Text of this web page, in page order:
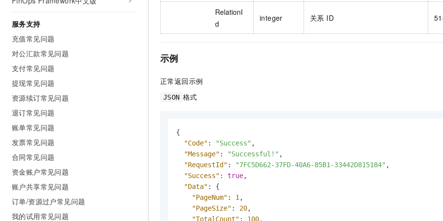
服务支持
充值常见问题
对公汇款常见问题
支付常见问题
提现常见问题
资源续订常见问题
退订常见问题
账单常见问题
发票常见问题
合同常见问题
资金账户常见问题
账户共享常见问题
订单/资源过户常见问题
我的试用常见问题
RelationI
d
integer 关系 ID
示例
正常返回示例
JSON 格式
{
"Code" : "Success" ,
"Message" : "Successful!" ,
"RequestId" : "7FC5D662-37FD-40A6-85B1-33442D815184" ,
"Success" : true,
"Data" :
{
"PageNum" : 1 ,
"PageSize" : 20,
"TotalCount" : 100,